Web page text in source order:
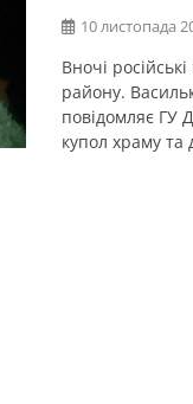
10 листопада
Вночі
району.
повідомляє ГУ
купол храму та